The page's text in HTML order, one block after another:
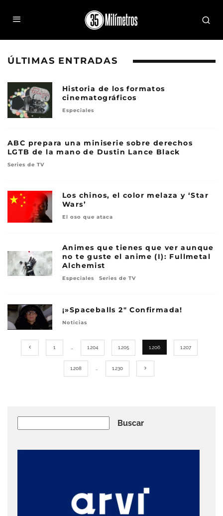
ÚLTIMAS ENTRADAS
Historia de los formatos
cinematográficos
Especiales
ABC prepara una miniserie sobre derechos
LGTB de la mano de Dustin Lance Black
Series de TV
Los chinos, el color melaza y ‘Star
Wars’
El oso que ataca
Animes que tienes que ver aunque
no te guste el anime (I): Fullmetal
Alchemist
Especiales Series de TV
¡»Spaceballs 2″ Confirmada!
Noticias
1 1.204 1.205 1.206 1.207
1.208 1.230
Buscar